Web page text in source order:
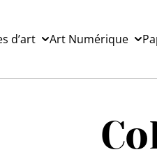
d’art Art Numérique